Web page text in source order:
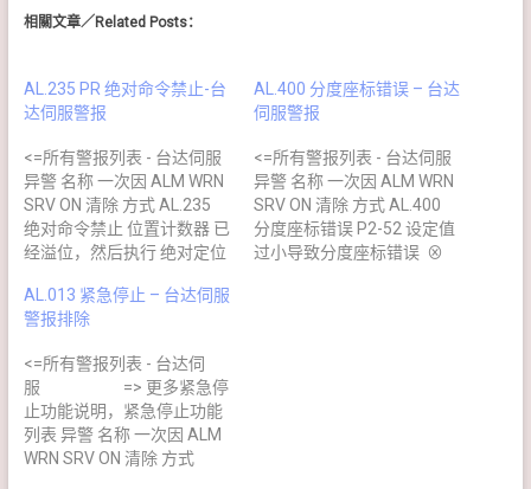
相關文章／Related Posts：
AL.235 PR 绝对命令禁止-台
达伺服警报
<=所有警报列表 - 台达伺服
异警 名称 一次因 ALM WRN
SRV ON 清除 方式 AL.235
绝对命令禁止 位置计数器 已
经溢位，然后执行 绝对定位
其他原因 检查方法 排除方法
坐标 溢位 增量型系统： PR
转，使回授位置暂存器
(FB_PUU)溢位，造成座标系
无法反映正确位置，此时下
达PR 绝对定位命令则产生
此错误！ 进行原点復归程序
AL.400 分度座标错误 – 台达
伺服警报
<=所有警报列表 - 台达伺服
异警 名称 一次因 ALM WRN
SRV ON 清除 方式 AL.400
分度座标错误 P2-52 设定值
过小导致分度座标错误 ⊗
AL.013 紧急停止 – 台达伺服
警报排除
<=所有警报列表 - 台达伺
服 => 更多紧急停
止功能说明，紧急停止功能
列表 异警 名称 一次因 ALM
WRN SRV ON 清除 方式